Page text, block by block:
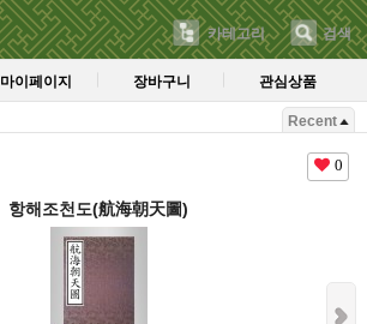
카테고리 검색
마이페이지 장바구니 관심상품
Recent
0
항해조천도(航海朝天圖)